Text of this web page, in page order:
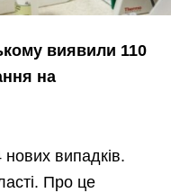
виявили 110
на
випадків.
Про це